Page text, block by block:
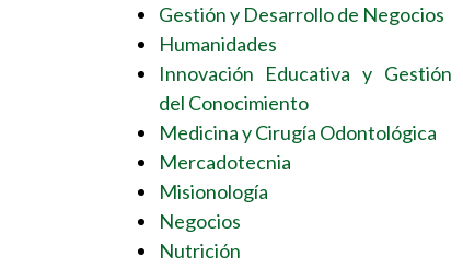
Gestión y Desarrollo de Negocios
Humanidades
Innovación Educativa y Gestión
del Conocimiento
Medicina y Cirugía Odontológica
Mercadotecnia
Misionología
Negocios
Nutrición